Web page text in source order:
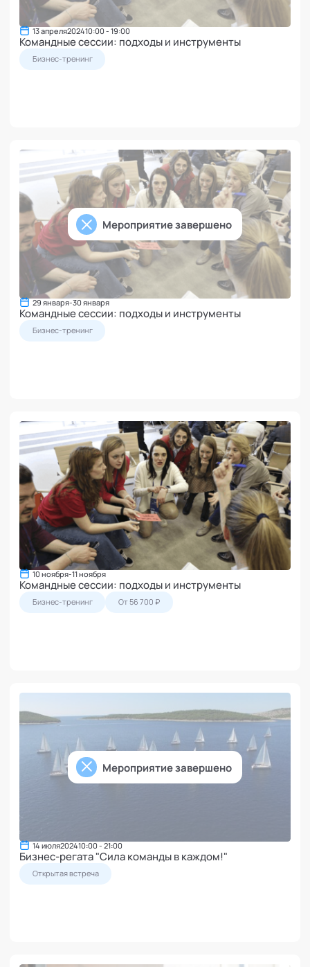
13 апреля202410:00 - 19:00
Командные сессии: подходы и инструменты
Бизнес-тренинг
Мероприятие завершено
29 января-30 января
Командные сессии: подходы и инструменты
Бизнес-тренинг
10 ноября-11 ноября
Командные сессии: подходы и инструменты
Бизнес-тренинг От 56 700 ₽
Мероприятие завершено
14 июля202410:00 - 21:00
Бизнес-регата "Сила команды в каждом!"
Открытая встреча